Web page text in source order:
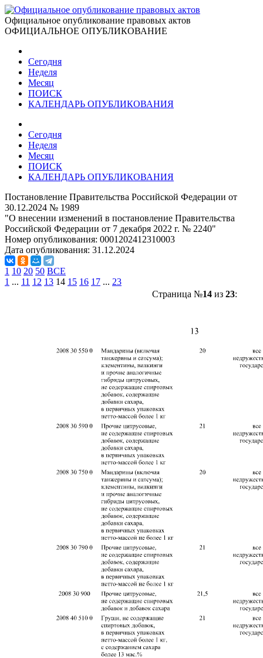
Официальное опубликование правовых актов
ОФИЦИАЛЬНОЕ ОПУБЛИКОВАНИЕ
Сегодня
Неделя
Месяц
ПОИСК
КАЛЕНДАРЬ ОПУБЛИКОВАНИЯ
Сегодня
Неделя
Месяц
ПОИСК
КАЛЕНДАРЬ ОПУБЛИКОВАНИЯ
Постановление Правительства Российской Федерации от
30.12.2024 № 1989
"О внесении изменений в постановление Правительства
Российской Федерации от 7 декабря 2022 г. № 2240"
Номер опубликования: 0001202412310003
Дата опубликования: 31.12.2024
1 10 20 50 ВСЕ
1 ... 11 12 13 14 15 16 17 ... 23
Страница №14из 23: